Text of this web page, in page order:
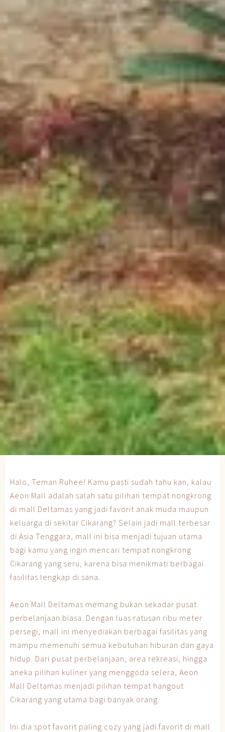
Halo, Teman Ruhee! Kamu pasti sudah tahu kan, kalau
Aeon Mall adalah salah satu pilihan tempat nongkrong
di mall Deltamas yang jadi favorit anak muda maupun
keluarga di sekitar Cikarang? Selain jadi mall terbesar
di Asia Tenggara, mall ini bisa menjadi tujuan utama
bagi kamu yang ingin mencari tempat nongkrong
Cikarang yang seru, karena bisa menikmati berbagai
fasilitas lengkap di sana.
Aeon Mall Deltamas memang bukan sekadar pusat
perbelanjaan biasa. Dengan luas ratusan ribu meter
persegi, mall ini menyediakan berbagai fasilitas yang
mampu memenuhi semua kebutuhan hiburan dan gaya
hidup. Dari pusat perbelanjaan, area rekreasi, hingga
aneka pilihan kuliner yang menggoda selera, Aeon
Mall Deltamas menjadi pilihan tempat hangout
Cikarang yang utama bagi banyak orang.
Ini dia spot favorit paling cozy yang jadi favorit di mall